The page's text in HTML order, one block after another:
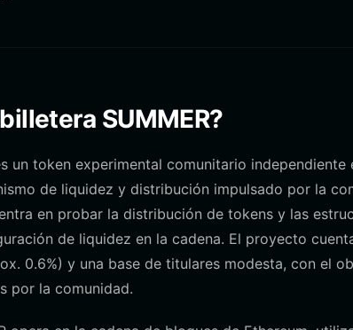
SUMMER?
un token experimental comunitario
de liquidez y distribución impulsado por la
en probar la distribución de tokens y las
de liquidez en la cadena. El proyecto
0.6%) y una base de titulares modesta, con el
por la comunidad.